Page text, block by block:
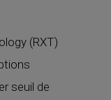
(RXT)
seuil de